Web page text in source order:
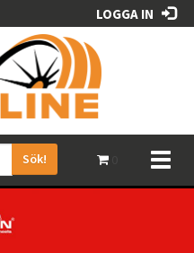
LOGGA IN
Sök!